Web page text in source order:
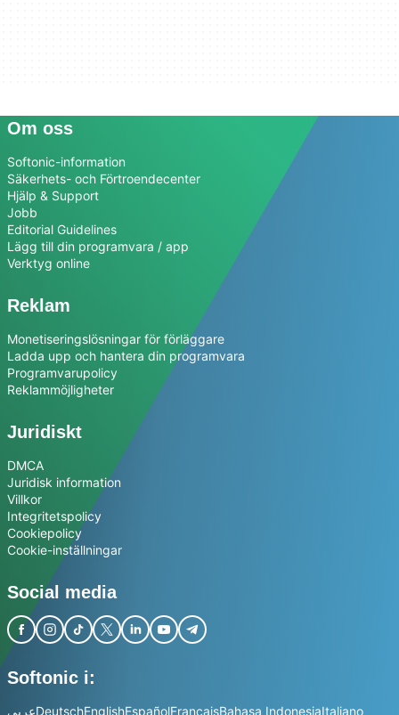
Om oss
Softonic-information
Säkerhets- och Förtroendecenter
Hjälp & Support
Jobb
Editorial Guidelines
Lägg till din programvara / app
Verktyg online
Reklam
Monetiseringslösningar för förläggare
Ladda upp och hantera din programvara
Programvarupolicy
Reklammöjligheter
Juridiskt
DMCA
Juridisk information
Villkor
Integritetspolicy
Cookiepolicy
Cookie-inställningar
Social media
Softonic i:
عربيDeutschEnglishEspañolFrançaisBahasa IndonesiaItaliano